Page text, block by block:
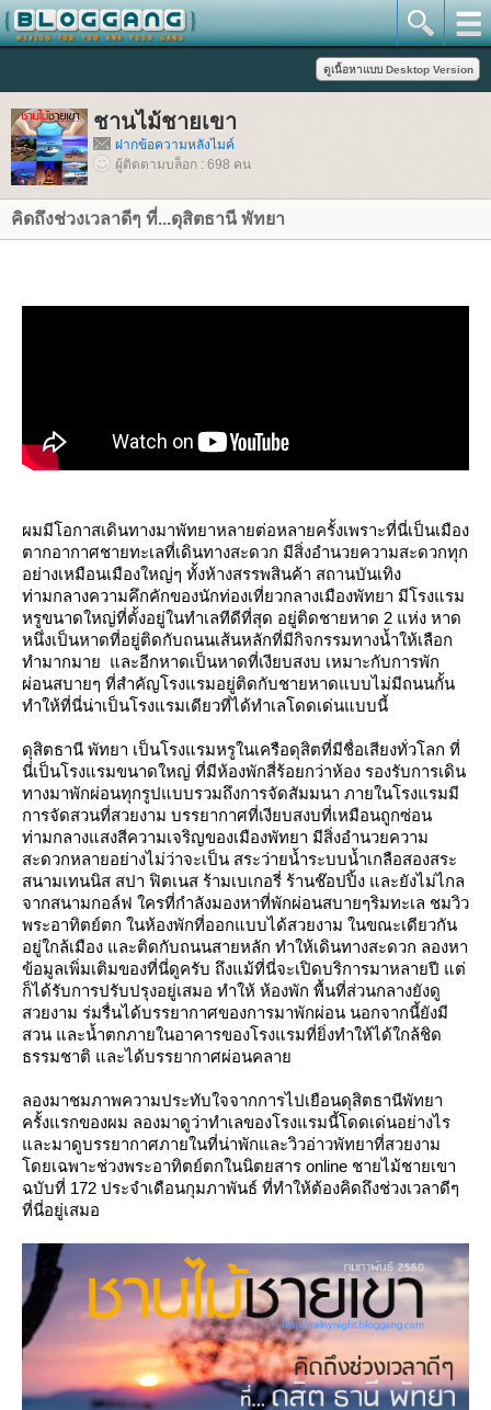
ชานไม้ชายเขา
ฝากข้อความหลังไมค์
ผู้ติดตามบล็อก : 698 คน
คิดถึงช่วงเวลาดีๆ ที่...ดุสิตธานี พัทยา
ผมมีโอกาสเดินทางมาพัทยาหลายต่อหลายครั้งเพราะที่นี่เป็นเมือง
ตากอากาศชายทะเลที่เดินทางสะดวก มีสิ่งอำนวยความสะดวกทุก
อย่างเหมือนเมืองใหญ่ๆ ทั้งห้างสรรพสินค้า สถานบันเทิง
ท่ามกลางความคึกคักของนักท่องเที่ยวกลางเมืองพัทยา มีโรงแรม
หรูขนาดใหญ่ที่ตั้งอยู่ในทำเลทีดีที่สุด อยู่ติดชายหาด 2 แห่ง หาด
หนึ่งเป็นหาดที่อยู่ติดกับถนนเส้นหลักที่มีกิจกรรมทางน้ำให้เลือก
ทำมากมาย และอีกหาดเป็นหาดที่เงียบสงบ เหมาะกับการพัก
ผ่อนสบายๆ ที่สำคัญโรงแรมอยู่ติดกับชายหาดแบบไม่มีถนนกั้น
ทำให้ที่นี่น่าเป็นโรงแรมเดียวที่ได้ทำเลโดดเด่นแบบนี้
ดุสิตธานี พัทยา เป็นโรงแรมหรูในเครือดุสิตที่มีชื่อเสียงทั่วโลก ที่
นี่เป็นโรงแรมขนาดใหญ่ ที่มีห้องพักสี่ร้อยกว่าห้อง รองรับการเดิน
ทางมาพักผ่อนทุกรูปแบบรวมถึงการจัดสัมมนา ภายในโรงแรมมี
การจัดสวนที่สวยงาม บรรยากาศที่เงียบสงบที่เหมือนถูกซ่อน
ท่ามกลางแสงสีความเจริญของเมืองพัทยา มีสิ่งอำนวยความ
สะดวกหลายอย่างไม่ว่าจะเป็น สระว่ายน้ำระบบน้ำเกลือสองสระ
สนามเทนนิส สปา ฟิตเนส ร้ามเบเกอรี่ ร้านช๊อปปิ้ง และยังไม่ไกล
จากสนามกอล์ฟ ใครที่กำลังมองหาที่พักผ่อนสบายๆริมทะเล ชมวิว
พระอาทิตย์ตก ในห้องพักที่ออกแบบได้สวยงาม ในขณะเดียวกัน
อยู่ใกล้เมือง และติดกับถนนสายหลัก ทำให้เดินทางสะดวก ลองหา
ข้อมูลเพิ่มเติมของที่นี่ดูครับ ถึงแม้ที่นี่จะเปิดบริการมาหลายปี แต่
ก็ได้รับการปรับปรุงอยู่เสมอ ทำให้ ห้องพัก พื้นที่ส่วนกลางยังดู
สวยงาม ร่มรื่นได้บรรยากาศของการมาพักผ่อน นอกจากนี้ยังมี
สวน และน้ำตกภายในอาคารของโรงแรมที่ยิ่งทำให้ได้ใกล้ชิด
ธรรมชาติ และได้บรรยากาศผ่อนคลา
ลองมาชมภาพความประทับใจจากการไปเยือนดุสิตธานีพัทยา
ครั้งแรกของผม ลองมาดูว่าทำเลของโรงแรมนี้โดดเด่นอย่างไร
ละมาดูบรรยากาศภายในที่น่าพักและวิวอ่าวพัทยาที่สวยงาม
ดยเฉพาะช่วงพระอาทิตย์ตกในนิตยสาร online ชายไม้ชายเขา
ฉบับที่ 172 ประจำเดือนกุมภาพันธ์ ที่ทำให้ต้องคิดถึงช่วงเวลาดีๆ
ที่นี่อยู่เสมอ